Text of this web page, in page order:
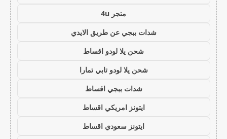
متجر 4u
شدات ببجي عن طريق الايدي
شحن يلا لودو اقساط
شحن يلا لودو تابي تمارا
شدات ببجي اقساط
ايتونز امريكي اقساط
ايتونز سعودي اقساط